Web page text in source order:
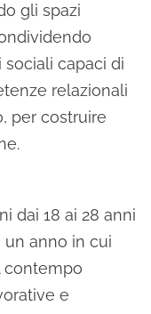
gli spazi
capaci di
relazionali
per costruire
dai 18 ai 28 anni
anno in cui
contempo
e